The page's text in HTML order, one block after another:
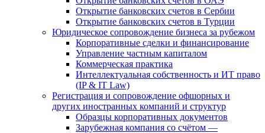
Открытие банковских счетов в Сербии
Открытие банковских счетов в Турции
Юридическое сопровождение бизнеса за рубежом
Корпоративные сделки и финансирование
Управление частным капиталом
Коммерческая практика
Интеллектуальная собственность и ИТ право
(IP & IT Law)
Регистрация и сопровождение офшорных и
других иностранных компаний и структур
Образцы корпоративных документов
Зарубежная компания со счётом —